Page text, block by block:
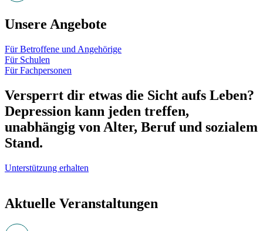
Unsere Angebote
Für Betroffene und Angehörige
Für Schulen
Für Fachpersonen
Versperrt dir etwas die Sicht aufs Leben?
Depression kann jeden treffen,
unabhängig von Alter, Beruf und sozialem
Stand.
Unterstützung erhalten
Aktuelle Veranstaltungen